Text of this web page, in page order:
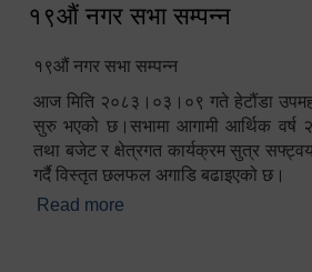
१९औं नगर सभा सम्पन्न
१९औं नगर सभा सम्पन्न
आज मिति २०८३।०३।०९ गते हेटौंडा
सुरु भएको छ।सभामा आगामी आर्थिक वर्ष
तथा बजेट र क्षेत्रगत कार्यक्रम सुत्र
गर्दै विस्तृत छलफल अगाडि बढाइएको छ।
Read more